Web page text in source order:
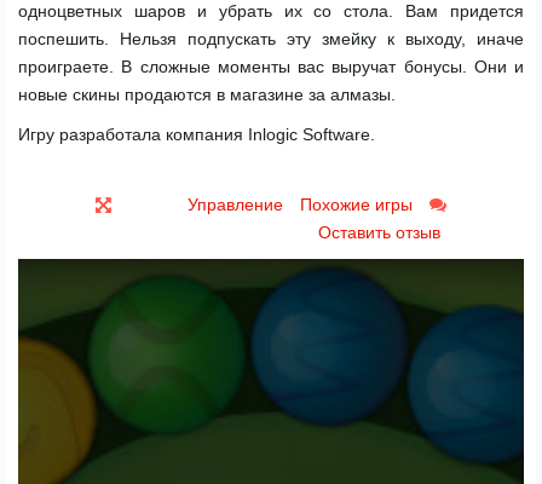
одноцветных шаров и убрать их со стола. Вам придется
поспешить. Нельзя подпускать эту змейку к выходу, иначе
проиграете. В сложные моменты вас выручат бонусы. Они и
новые скины продаются в магазине за алмазы.
Игру разработала компания Inlogic Software.
Управление
Похожие игры
Оставить отзыв